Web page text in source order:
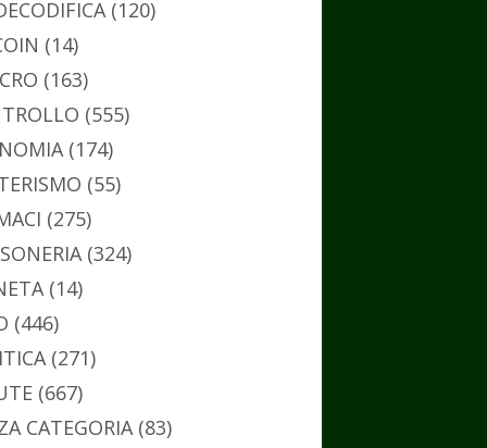
(120)
(14)
(163)
(555)
(174)
(55)
(275)
(324)
(14)
(446)
(271)
(667)
CATEGORIA(83)